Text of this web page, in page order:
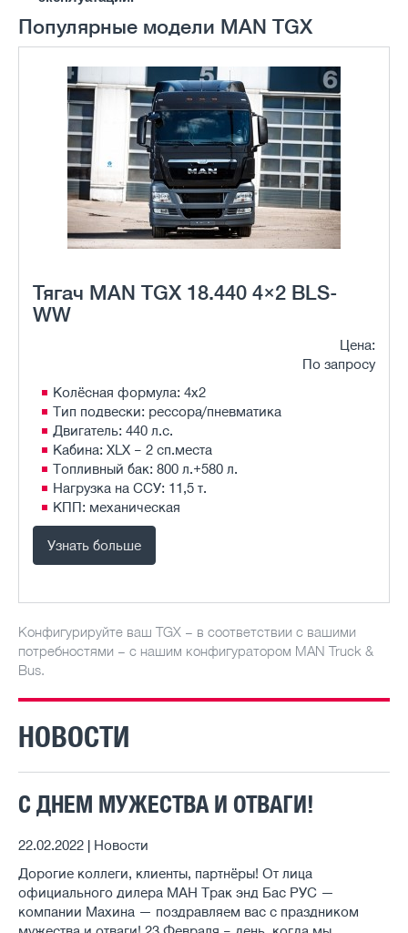
Популярные модели MAN TGX
Тягач MAN TGX 18.440 4×2 BLS-
WW
Цена:
По запросу
Колёсная формула: 4х2
Тип подвески: рессора/пневматика
Двигатель: 440 л.с.
Кабина: XLX – 2 сп.места
Топливный бак: 800 л.+580 л.
Нагрузка на ССУ: 11,5 т.
КПП: механическая
Узнать больше
Конфигурируйте ваш TGX – в соответствии с вашими
потребностями – с нашим конфигуратором MAN Truck &
Bus.
НОВОСТИ
С ДНЕМ МУЖЕСТВА И ОТВАГИ!
22.02.2022 | Новости
Дорогие коллеги, клиенты, партнёры! От лица
официального дилера МАН Трак энд Бас РУС —
компании Махина — поздравляем вас с праздником